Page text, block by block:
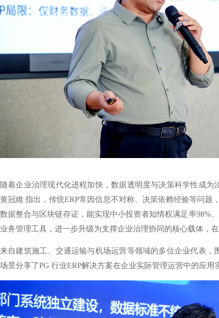
随着企业治理现代化进程加快，数据透明度与决策科学性成
黄冠維 指出，传统ERP常因信息不对称、决策依赖经验等问题
数据整合与区块链存证，能实现中小投资者知情权满足率98%
业务管理工具，进一步升级为支撑企业治理协同的核心载体，
来自建筑施工、交通运输与机场运营等领域的多位企业代表
场景分享了PG 行业ERP解决方案在企业实际管理运营中的应用